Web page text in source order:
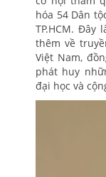
hóa 54 Dân
TP.HCM.
thêm về
Việt Nam,
phát huy
đại học và